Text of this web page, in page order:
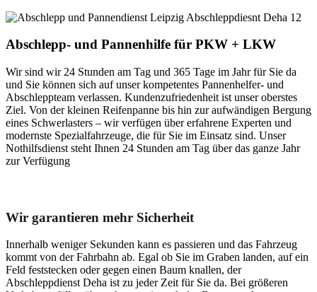
Abschlepp- und Pannenhilfe für PKW + LKW
Wir sind wir 24 Stunden am Tag und 365 Tage im Jahr für Sie da
und Sie können sich auf unser kompetentes Pannenhelfer- und
Abschleppteam verlassen. Kundenzufriedenheit ist unser oberstes
Ziel. Von der kleinen Reifenpanne bis hin zur aufwändigen Bergung
eines Schwerlasters – wir verfügen über erfahrene Experten und
modernste Spezialfahrzeuge, die für Sie im Einsatz sind. Unser
Nothilfsdienst steht Ihnen 24 Stunden am Tag über das ganze Jahr
zur Verfügung
Wir garantieren mehr Sicherheit
Innerhalb weniger Sekunden kann es passieren und das Fahrzeug
kommt von der Fahrbahn ab. Egal ob Sie im Graben landen, auf ein
Feld feststecken oder gegen einen Baum knallen, der
Abschleppdienst Deha ist zu jeder Zeit für Sie da. Bei größeren